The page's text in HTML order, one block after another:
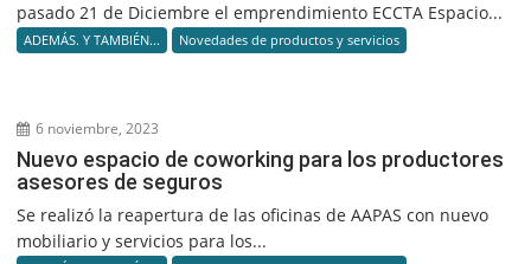
pasado 21 de Diciembre el emprendimiento ECCTA Espacio...
ADEMÁS. Y TAMBIÉN... Novedades de productos y servicios
6 noviembre, 2023
Nuevo espacio de coworking para los productores
asesores de seguros
Se realizó la reapertura de las oficinas de AAPAS con nuevo
mobiliario y servicios para los...